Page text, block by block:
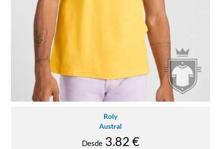
Roly
Austral
Desde3.82 €